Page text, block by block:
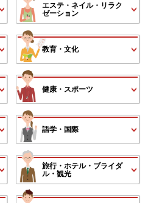
エステ・ネイル・リラク
ゼーション
教育・文化
健康・スポーツ
語学・国際
旅行・ホテル・ブライダ
ル・観光